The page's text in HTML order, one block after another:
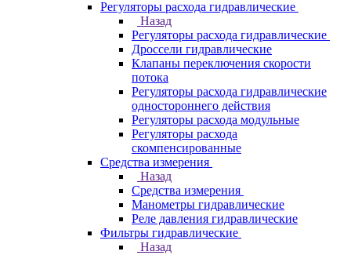
Регуляторы расхода гидравлические
Назад
Регуляторы расхода гидравлические
Дроссели гидравлические
Клапаны переключения скорости
потока
Регуляторы расхода гидравлические
одностороннего действия
Регуляторы расхода модульные
Регуляторы расхода
скомпенсированные
Средства измерения
Назад
Средства измерения
Манометры гидравлические
Реле давления гидравлические
Фильтры гидравлические
Назад